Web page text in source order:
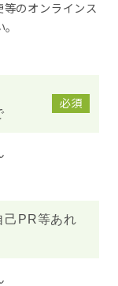
のオンラインス
必須
PR等あれ